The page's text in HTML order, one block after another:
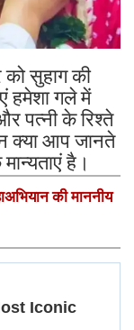
को सुहाग की
हमेशा गले में
पत्नी के रिश्ते
क्या आप जानते
है।
की माननीय